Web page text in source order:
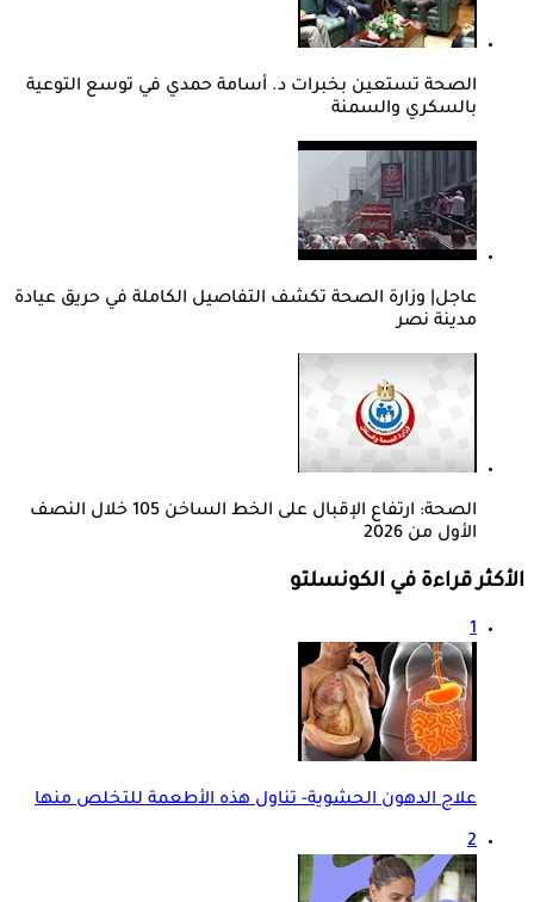
الصحة تستعين بخبرات د. أسامة حمدي في توسع التوعية
بالسكري والسمنة
عاجل| وزارة الصحة تكشف التفاصيل الكاملة في حريق عيادة
مدينة نصر
الصحة: ارتفاع الإقبال على الخط الساخن 105 خلال النصف
الأول من 2026
الأكثر قراءة في الكونسلتو
1
علاج الدهون الحشوية- تناول هذه الأطعمة للتخلص منها
2